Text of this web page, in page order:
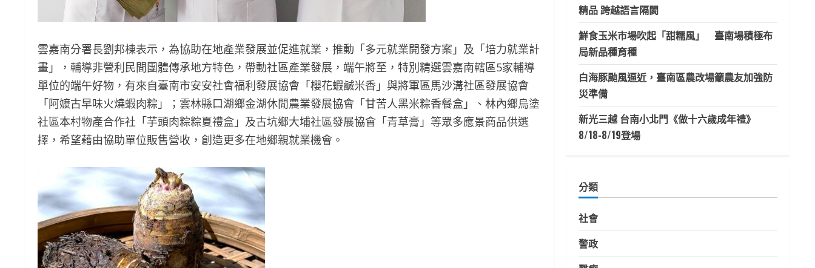
雲嘉南分署長劉邦棟表示，為協助在地產業發展並促進就業，推動「多元就業開發方案」及「培力就業計
畫」，輔導非營利民間團體傳承地方特色，帶動社區產業發展，端午將至，特別精選雲嘉南轄區5家輔導
單位的端午好物，有來自臺南市安安社會福利發展協會「櫻花蝦鹹米香」與將軍區馬沙溝社區發展協會
「阿嬤古早味火燒蝦肉粽」；雲林縣口湖鄉金湖休閒農業發展協會「甘苦人黑米粽香餐盒」、林內鄉烏塗
社區本村物產合作社「芋頭肉粽粽夏禮盒」及古坑鄉大埔社區發展協會「青草膏」等眾多應景商品供選
擇，希望藉由協助單位販售營收，創造更多在地鄉親就業機會。
精品 跨越語言隔閡
鮮食玉米市場吹起「甜糯風」 臺南場積極布
局新品種育種
白海豚颱風逼近，臺南區農改場籲農友加強防
災準備
新光三越 台南小北門《做十六歲成年禮》
8/18-8/19登場
分類
社會
警政